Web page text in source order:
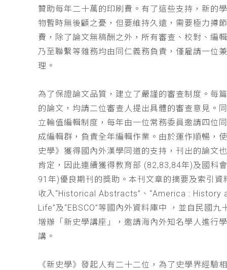
贊助每年二十萬的印刷費。有了這些支持，新的
物暫時無後顧之憂，但要維持久遠，需要極力撙
費，除了論文無稿酬之外，所有審查、校對、編
乃至聯繫等雜務均由同仁義務負責，僅雇請一位
理。
為了保證論文品質，建立了嚴謹的審查制度。每
的論文，均請二位審查人提出具體的審查意見。
立輪值編輯制度，每年由一位常務委員邀請四位
成編輯群，負責全年編輯作業。由於運作順暢，
史學》獲得國內外漢學同道的支持，刊出的論文
肯定，因此連續獲得教育部 (82,83,84年)及國科
91年)優良期刊的獎助。本刊文章的摘要及索引資
收入“Historical Abstracts”、“America : History
Life”及“EBSCO”等國內外資料庫中 ，並自民國九
增辦「新史學講座」，邀請海內外知名學人進行
講。
《新史學》發起人有二十二位，為了史學界經驗